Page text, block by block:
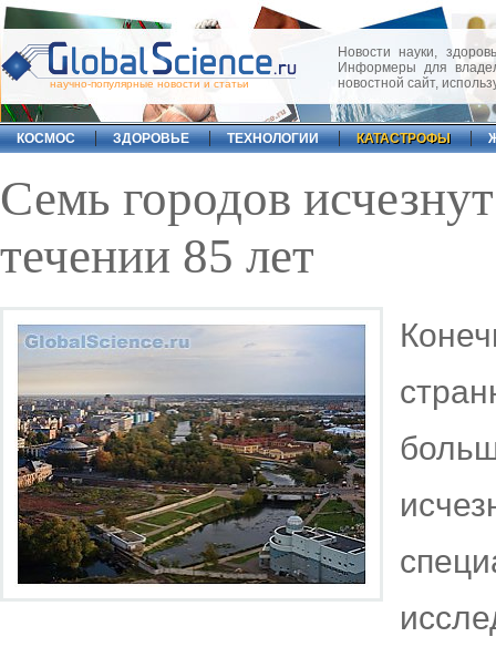
научно-популярные новости и статьи
Новости науки,
Информеры для
новостной сайт,
КОСМОС ЗДОРОВЬЕ ТЕХНОЛОГИИ КАТАСТРОФЫ
Семь городов
течении 85 лет